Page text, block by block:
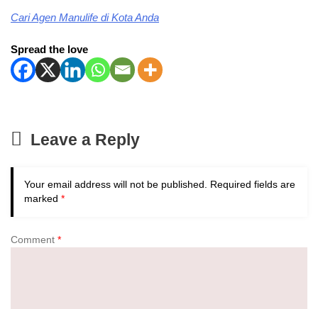
Cari Agen Manulife di Kota Anda
Spread the love
Leave a Reply
Your email address will not be published. Required fields are
marked *
Comment *